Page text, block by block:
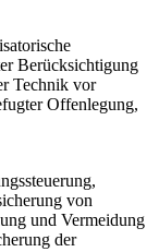
Berücksichtigung
Technik vor
Offenlegung,
von
und Vermeidung
der